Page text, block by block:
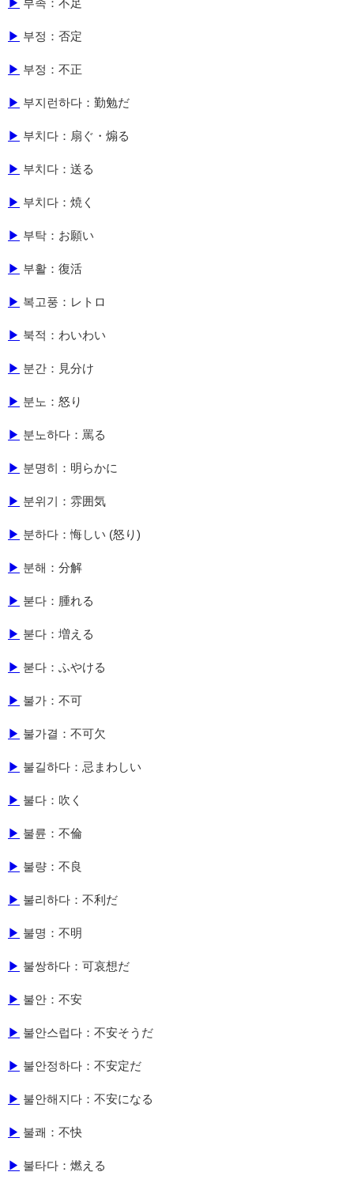
▶ 부족：不足
▶ 부정：否定
▶ 부정：不正
▶ 부지런하다：勤勉だ
▶ 부치다：扇ぐ・煽る
▶ 부치다：送る
▶ 부치다：焼く
▶ 부탁：お願い
▶ 부활：復活
▶ 복고풍：レトロ
▶ 북적：わいわい
▶ 분간：見分け
▶ 분노：怒り
▶ 분노하다：罵る
▶ 분명히：明らかに
▶ 분위기：雰囲気
▶ 분하다：悔しい (怒り)
▶ 분해：分解
▶ 붇다：腫れる
▶ 붇다：増える
▶ 붇다：ふやける
▶ 불가：不可
▶ 불가결：不可欠
▶ 불길하다：忌まわしい
▶ 불다：吹く
▶ 불륜：不倫
▶ 불량：不良
▶ 불리하다：不利だ
▶ 불명：不明
▶ 불쌍하다：可哀想だ
▶ 불안：不安
▶ 불안스럽다：不安そうだ
▶ 불안정하다：不安定だ
▶ 불안해지다：不安になる
▶ 불쾌：不快
▶ 불타다：燃える